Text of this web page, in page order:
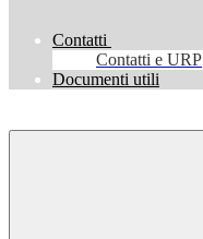
Contatti
Contatti e URP
Documenti utili